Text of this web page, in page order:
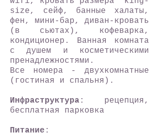
size, сейф, банные халаты,
фен, мини-бар, диван-кровать
(в сьютах), кофеварка,
кондиционер. Ванная комната
с душем и косметическими
пренадлежностями.
Все номера - двухкомнатные
(гостиная и спальня).
Инфраструктура : рецепция,
бесплатная парковка
Питание :